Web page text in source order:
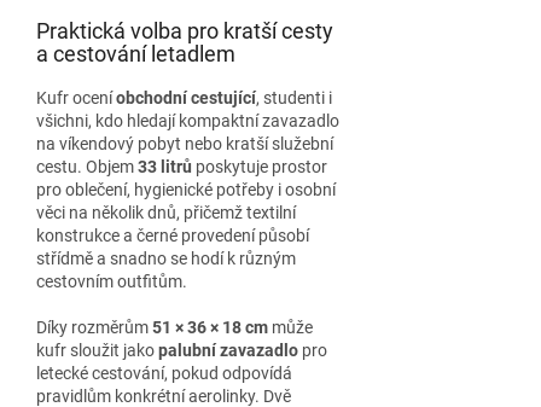
Praktická volba pro kratší cesty
a cestování letadlem
Kufr oceníobchodní cestující, studenti i
všichni, kdo hledají kompaktní zavazadlo
na víkendový pobyt nebo kratší služební
cestu. Objem33 litrů poskytuje prostor
pro oblečení, hygienické potřeby i osobní
věci na několik dnů, přičemž textilní
konstrukce a černé provedení působí
střídmě a snadno se hodí k různým
cestovním outfitům.
Díky rozměrům51 × 36 × 18 cm může
kufr sloužit jakopalubní zavazadlo pro
letecké cestování, pokud odpovídá
pravidlům konkrétní aerolinky. Dvě